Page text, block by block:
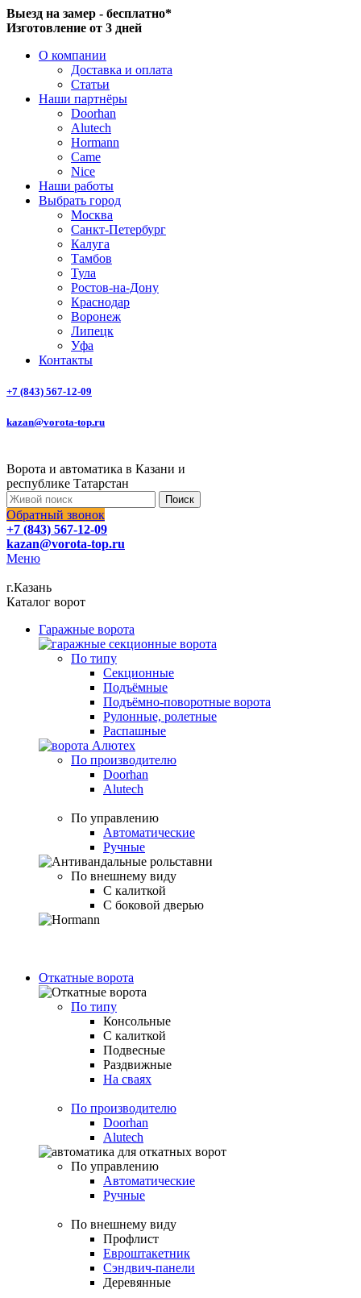
Выезд на замер - бесплатно*
Изготовление от 3 дней
О компании
Доставка и оплата
Статьи
Наши партнёры
Doorhan
Alutech
Hormann
Came
Nice
Наши работы
Выбрать город
Москва
Санкт-Петербург
Калуга
Тамбов
Тула
Ростов-на-Дону
Краснодар
Воронеж
Липецк
Уфа
Контакты
+7 (843) 567-12-09
kazan@vorota-top.ru
Ворота и автоматика в Казани и
республике Татарстан
Поиск
Обратный звонок
+7 (843) 567-12-09
kazan@vorota-top.ru
Меню
г.Казань
Каталог ворот
Гаражные ворота
По типу
Секционные
Подъёмные
Подъёмно-поворотные ворота
Рулонные, ролетные
Распашные
По производителю
Doorhan
Alutech
По управлению
Автоматические
Ручные
По внешнему виду
С калиткой
С боковой дверью
Откатные ворота
По типу
Консольные
С калиткой
Подвесные
Раздвижные
На сваях
По производителю
Doorhan
Alutech
По управлению
Автоматические
Ручные
По внешнему виду
Профлист
Евроштакетник
Сэндвич-панели
Деревянные